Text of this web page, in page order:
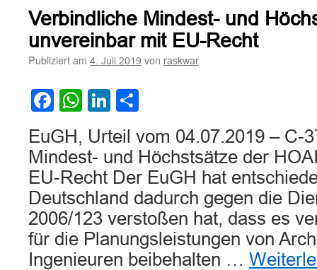
Basis
der
Mindestsätze
der
HOAI
Verbindliche Mindest- und
unvereinbar mit EU-Recht
Publiziert am 4. Juli 2019 von raskwar
Facebook
WhatsApp
LinkedIn
EuGH, Urteil vom 04.07.2019 – C-
Mindest- und Höchstsätze der
EU-Recht Der EuGH hat
Deutschland dadurch gegen die
2006/123 verstoßen hat, dass es
für die Planungsleistungen von
Ingenieuren beibehalten …